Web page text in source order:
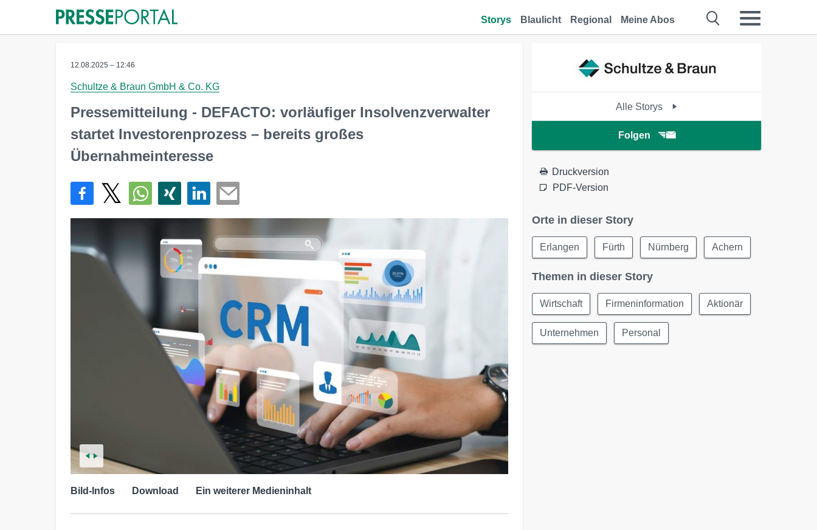
Storys Blaulicht Regional Meine Abos
12.08.2025 – 12:46
Schultze & Braun GmbH & Co. KG
Pressemitteilung - DEFACTO: vorläufiger Insolvenzverwalter
startet Investorenprozess – bereits großes
Übernahmeinteresse
Bild-Infos Download Ein weiterer Medieninhalt
Alle Storys
Folgen
Druckversion
PDF-Version
Orte in dieser Story
Erlangen Fürth Nürnberg Achern
Themen in dieser Story
Wirtschaft Firmeninformation Aktionär
Unternehmen Personal